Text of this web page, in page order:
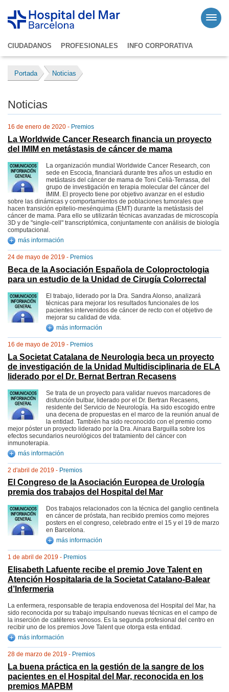
CIUDADANOS PROFESIONALES INFO CORPORATIVA
Portada Noticias
Noticias
16 de enero de 2020 - Premios
La Worldwide Cancer Research financia un proyecto
del IMIM en metástasis de cáncer de mama
La organización mundial Worldwide Cancer Research, con
sede en Escocia, financiará durante tres años un estudio en
metástasis del cáncer de mama de Toni Celià-Terrassa, del
grupo de investigación en terapia molecular del cáncer del
IMIM. El proyecto tiene por objetivo avanzar en el estudio
sobre las dinámicas y comportamientos de poblaciones tumorales que
hacen transición epitelio-mesénquima (EMT) durante la metástasis del
cáncer de mama. Para ello se utilizarán técnicas avanzadas de microscopía
3D y de "single-cell" transcriptómica, conjuntamente con análisis de biología
computacional.
más información
24 de mayo de 2019 - Premios
Beca de la Asociación Española de Coloproctologia
para un estudio de la Unidad de Cirugía Colorrectal
El trabajo, liderado por la Dra. Sandra Alonso, analizará
técnicas para mejorar los resultados funcionales de los
pacientes intervenidos de cáncer de recto con el objetivo de
mejorar su calidad de vida.
más información
16 de mayo de 2019 - Premios
La Societat Catalana de Neurologia beca un proyecto
de investigación de la Unidad Multidisciplinaria de ELA
liderado por el Dr. Bernat Bertran Recasens
Se trata de un proyecto para validar nuevos marcadores de
disfunción bulbar, liderado por el Dr. Bertran Recasens,
residente del Servicio de Neurología. Ha sido escogido entre
una decena de propuestas en el marco de la reunión anual de
la entidad. También ha sido reconocido con el premio como
mejor póster un proyecto liderado por la Dra. Ainara Barguilla sobre los
efectos secundarios neurológicos del tratamiento del cáncer con
inmunoterapia.
más información
2 d'abril de 2019 - Premios
El Congreso de la Asociación Europea de Urología
premia dos trabajos del Hospital del Mar
Dos trabajos relacionados con la técnica del ganglio centinela
en cáncer de próstata, han recibido premios como mejores
posters en el congreso, celebrado entre el 15 y el 19 de marzo
en Barcelona.
más información
1 de abril de 2019 - Premios
Elisabeth Lafuente recibe el premio Jove Talent en
Atención Hospitalaria de la Societat Catalano-Balear
d’Infermeria
La enfermera, responsable de terapia endovenosa del Hospital del Mar, ha
sido reconocida por su trabajo impulsando nuevas técnicas en el campo de
la inserción de catéteres venosos. Es la segunda profesional del centro en
recibir uno de los premios Jove Talent que otorga esta entidad.
más información
28 de marzo de 2019 - Premios
La buena práctica en la gestión de la sangre de los
pacientes en el Hospital del Mar, reconocida en los
premios MAPBM